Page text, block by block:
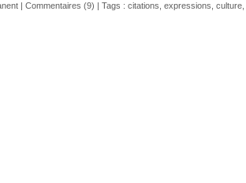
| Commentaires (9) | Tags : citations expressions culture